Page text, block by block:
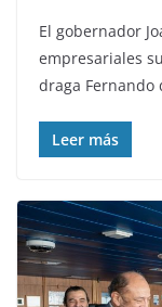
El gobernador
empresariales
draga Fernando
Leer más